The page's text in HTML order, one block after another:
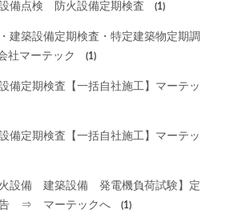
備点検 防火設備定期検査 (1)
築設備定期検査・特定建築物定期調
社マーテック
(1)
備定期検査【一括自社施工】マーテッ
備定期検査【一括自社施工】マーテッ
設備 建築設備 発電機負荷試験】定
告 ⇒ マーテックへ
(1)